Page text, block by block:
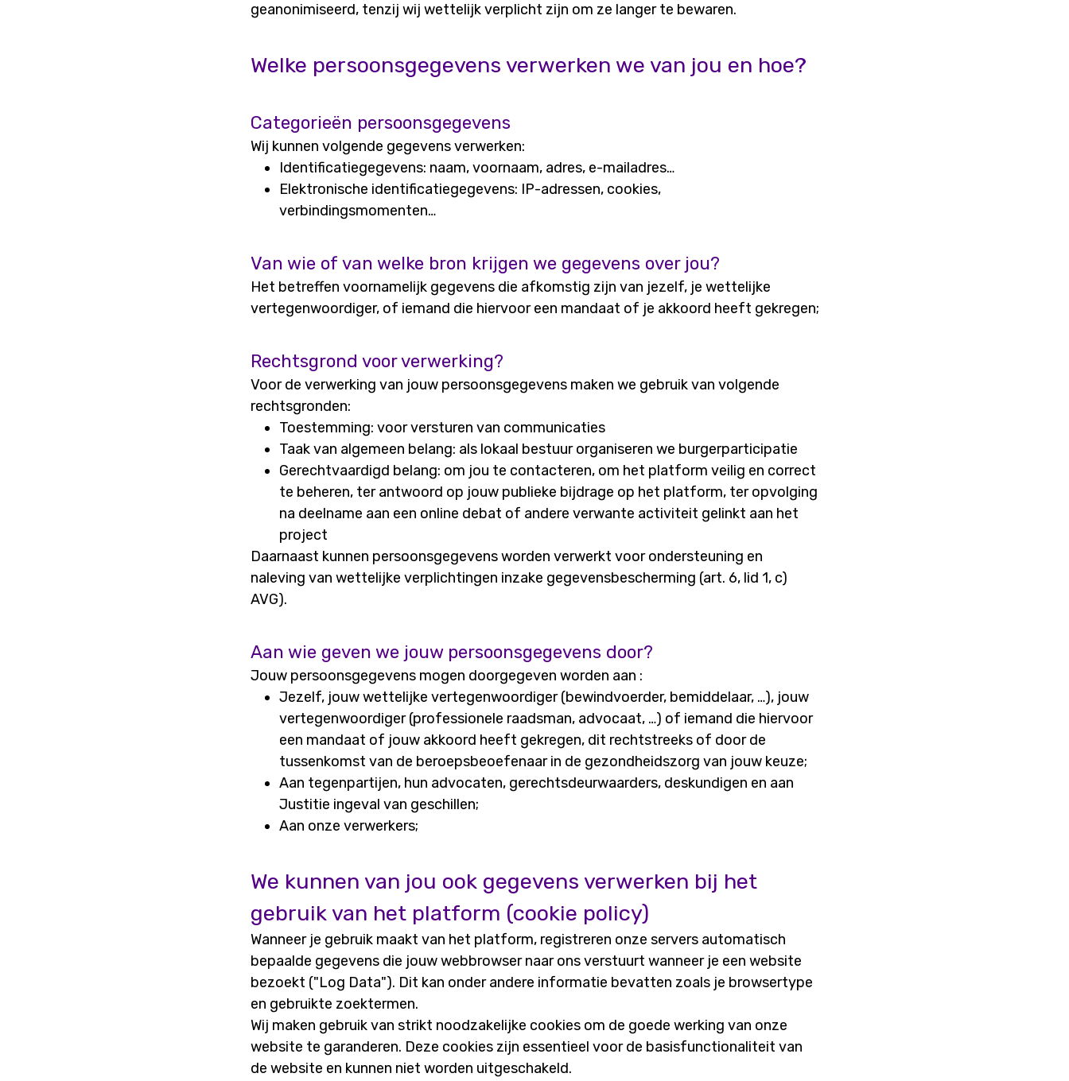
geanonimiseerd, tenzij wij wettelijk verplicht zijn om ze langer te bewaren.
Welke persoonsgegevens verwerken we van jou en hoe?
Categorieën persoonsgegevens
Wij kunnen volgende gegevens verwerken:
Identificatiegegevens: naam, voornaam, adres, e-mailadres…
Elektronische identificatiegegevens: IP-adressen, cookies,
verbindingsmomenten…
Van wie of van welke bron krijgen we gegevens over jou?
Het betreffen voornamelijk gegevens die afkomstig zijn van jezelf, je wettelijke
vertegenwoordiger, of iemand die hiervoor een mandaat of je akkoord heeft gekregen;
Rechtsgrond voor verwerking?
Voor de verwerking van jouw persoonsgegevens maken we gebruik van volgende
rechtsgronden:
Toestemming: voor versturen van communicaties
Taak van algemeen belang: als lokaal bestuur organiseren we burgerparticipatie
Gerechtvaardigd belang: om jou te contacteren, om het platform veilig en correct
te beheren, ter antwoord op jouw publieke bijdrage op het platform, ter opvolging
na deelname aan een online debat of andere verwante activiteit gelinkt aan het
project
Daarnaast kunnen persoonsgegevens worden verwerkt voor ondersteuning en
naleving van wettelijke verplichtingen inzake gegevensbescherming (art. 6, lid 1, c)
AVG).
Aan wie geven we jouw persoonsgegevens door?
Jouw persoonsgegevens mogen doorgegeven worden aan :
Jezelf, jouw wettelijke vertegenwoordiger (bewindvoerder, bemiddelaar, …), jouw
vertegenwoordiger (professionele raadsman, advocaat, …) of iemand die hiervoor
een mandaat of jouw akkoord heeft gekregen, dit rechtstreeks of door de
tussenkomst van de beroepsbeoefenaar in de gezondheidszorg van jouw keuze;
Aan tegenpartijen, hun advocaten, gerechtsdeurwaarders, deskundigen en aan
Justitie ingeval van geschillen;
Aan onze verwerkers;
We kunnen van jou ook gegevens verwerken bij het
gebruik van het platform (cookie policy)
Wanneer je gebruik maakt van het platform, registreren onze servers automatisch
bepaalde gegevens die jouw webbrowser naar ons verstuurt wanneer je een website
bezoekt ("Log Data"). Dit kan onder andere informatie bevatten zoals je browsertype
en gebruikte zoektermen.
Wij maken gebruik van strikt noodzakelijke cookies om de goede werking van onze
website te garanderen. Deze cookies zijn essentieel voor de basisfunctionaliteit van
de website en kunnen niet worden uitgeschakeld.